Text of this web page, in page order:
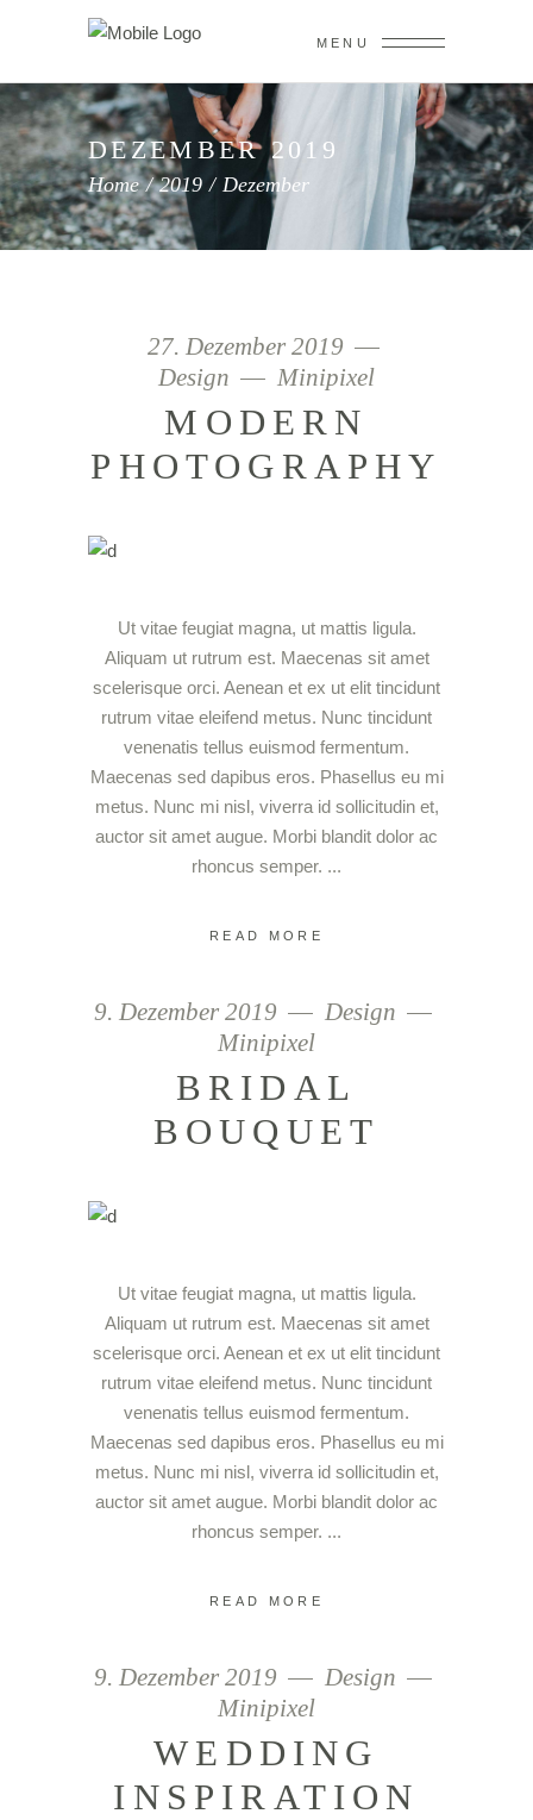
MENU
DEZEMBER 2019
Home/2019/Dezember
27. Dezember 2019
Design
Minipixel
MODERN
PHOTOGRAPHY
Ut vitae feugiat magna, ut mattis ligula.
Aliquam ut rutrum est. Maecenas sit amet
scelerisque orci. Aenean et ex ut elit tincidunt
rutrum vitae eleifend metus. Nunc tincidunt
venenatis tellus euismod fermentum.
Maecenas sed dapibus eros. Phasellus eu mi
metus. Nunc mi nisl, viverra id sollicitudin et,
auctor sit amet augue. Morbi blandit dolor ac
rhoncus semper.
READ MORE
9. Dezember 2019
Design
Minipixel
BRIDAL
BOUQUET
Ut vitae feugiat magna, ut mattis ligula.
Aliquam ut rutrum est. Maecenas sit amet
scelerisque orci. Aenean et ex ut elit tincidunt
rutrum vitae eleifend metus. Nunc tincidunt
venenatis tellus euismod fermentum.
Maecenas sed dapibus eros. Phasellus eu mi
metus. Nunc mi nisl, viverra id sollicitudin et,
auctor sit amet augue. Morbi blandit dolor ac
rhoncus semper.
READ MORE
9. Dezember 2019
Design
Minipixel
WEDDING
INSPIRATION